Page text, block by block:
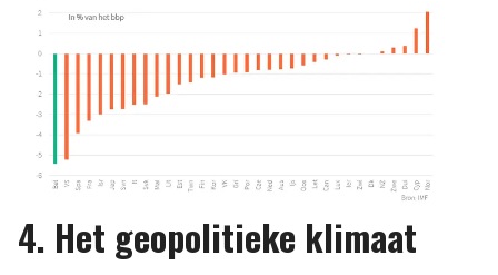
4. Het geopolitieke klimaat